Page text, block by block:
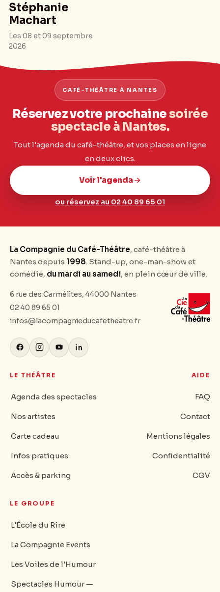
Stéphanie
Machart
Les 08 et 09 septembre
2026
CAFÉ-THÉÂTRE À NANTES
Réservez votre prochainesoirée
spectacle à Nantes.
Tout l'agenda du café-théâtre, et vos places en ligne
en deux clics.
Voir l'agenda
ou réservez au 02 40 89 65 01
La Compagnie du Café-Théâtre, café-théâtre à
Nantes depuis 1998. Stand-up, one-man-show et
comédie, du mardi au samedi, en plein cœur de ville.
6 rue des Carmélites, 44000 Nantes
02 40 89 65 01
infos@lacompagnieducafetheatre.fr
LE THÉÂTRE
Agenda des spectacles
Nos artistes
Carte cadeau
Infos pratiques
Accès & parking
AIDE
FAQ
Contact
Mentions légales
Confidentialité
CGV
LE GROUPE
L'École du Rire
La Compagnie Events
Les Voiles de l'Humour
Spectacles Humour —